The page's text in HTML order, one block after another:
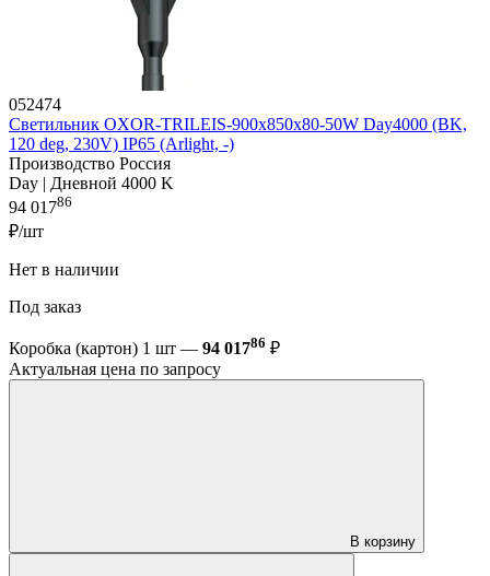
052474
Светильник OXOR-TRILEIS-900x850х80-50W Day4000 (BK,
120 deg, 230V) IP65 (Arlight, -)
Производство Россия
Day | Дневной 4000 K
94 01786
₽/шт
Нет в наличии
Под заказ
Коробка (картон) 1 шт — 94 01786 ₽
Актуальная цена по запросу
В корзину